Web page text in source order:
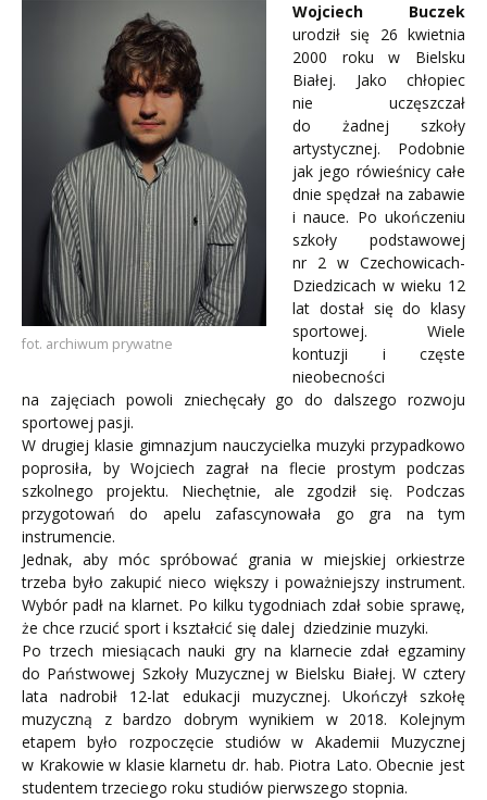
fot. archiwum prywatne
Wojciech Buczek
urodził się 26 kwietnia
2000 roku w Bielsku
Białej. Jako chłopiec
nie uczęszczał
do żadnej szkoły
artystycznej. Podobnie
jak jego rówieśnicy całe
dnie spędzał na zabawie
i nauce. Po ukończeniu
szkoły podstawowej
nr 2 w Czechowicach-
Dziedzicach w wieku 12
lat dostał się do klasy
sportowej. Wiele
kontuzji i częste
nieobecności
na zajęciach powoli zniechęcały go do dalszego rozwoju
sportowej pasji.
W drugiej klasie gimnazjum nauczycielka muzyki przypadkowo
poprosiła, by Wojciech zagrał na flecie prostym podczas
szkolnego projektu. Niechętnie, ale zgodził się. Podczas
przygotowań do apelu zafascynowała go gra na tym
instrumencie.
Jednak, aby móc spróbować grania w miejskiej orkiestrze
trzeba było zakupić nieco większy i poważniejszy instrument.
Wybór padł na klarnet. Po kilku tygodniach zdał sobie sprawę,
że chce rzucić sport i kształcić się dalej dziedzinie muzyki.
Po trzech miesiącach nauki gry na klarnecie zdał egzaminy
do Państwowej Szkoły Muzycznej w Bielsku Białej. W cztery
lata nadrobił 12-lat edukacji muzycznej. Ukończył szkołę
muzyczną z bardzo dobrym wynikiem w 2018. Kolejnym
etapem było rozpoczęcie studiów w Akademii Muzycznej
w Krakowie w klasie klarnetu dr. hab. Piotra Lato. Obecnie jest
studentem trzeciego roku studiów pierwszego stopnia.